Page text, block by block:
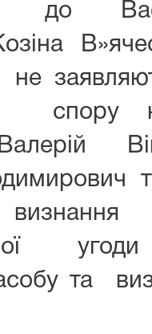
до
не
спору
визнання
та